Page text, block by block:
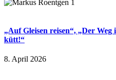
„Auf Gleisen reisen“, „Der
kütt!“
8. April 2026